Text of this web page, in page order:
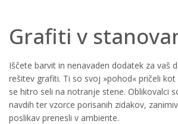
Grafiti v
Iščete barvit in nenavaden dodatek za vaš
rešitev grafiti. Ti so svoj »pohod« pričeli
se hitro seli na notranje stene. Oblikovalci
navdih ter vzorce porisanih zidakov,
poslikav prenesli v ambiente.